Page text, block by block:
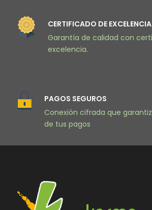
CERTIFICADO DE
Garantía de calidad con
excelencia.
PAGOS SEGUROS
Conexión cifrada que
de tus pagos